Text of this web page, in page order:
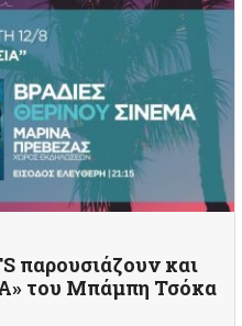
παρουσιάζουν και
του Μπάμπη Τσόκα